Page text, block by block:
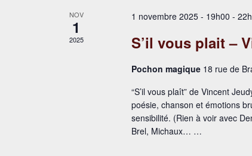
NOV
1
2025
1 novembre 2025 - 19h00 -
S’il vous plait –
Pochon magique 18 rue de
“S’il vous plaît” de Vincent
poésie, chanson et émotions
sensibilité. (Rien à voir avec
Brel, Michaux… …